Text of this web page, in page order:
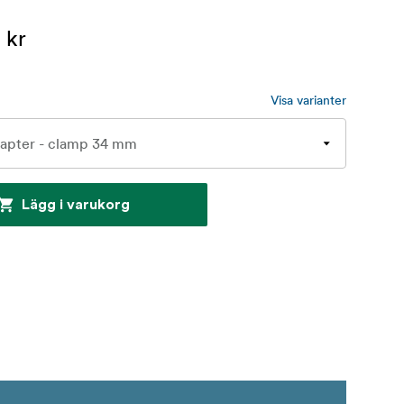
kr
Visa varianter
Lägg i varukorg